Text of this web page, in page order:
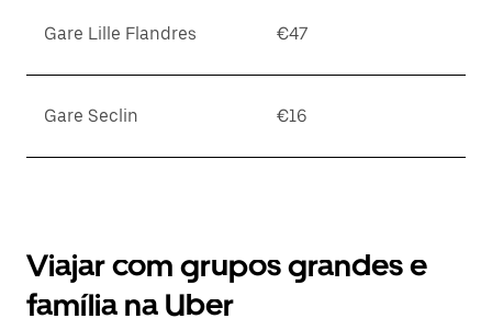
Gare Lille Flandres €47
Gare Seclin €16
Viajar com grupos grandes e
família na Uber